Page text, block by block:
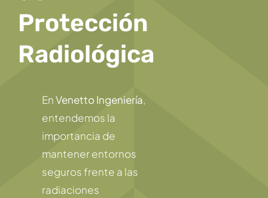
Protección
Radiológica
EnVenetto Ingeniería,
entendemos la
importancia de
mantener entornos
seguros frente a las
radiaciones